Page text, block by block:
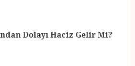
Dolayı Haciz Gelir Mi?